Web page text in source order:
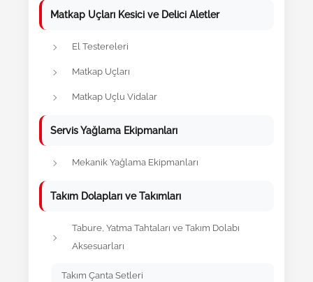
Matkap Uçları Kesici ve Delici Aletler
El Testereleri
Matkap Uçları
Matkap Uçlu Vidalar
Servis Yağlama Ekipmanları
Mekanik Yağlama Ekipmanları
Takım Dolapları ve Takımları
Tabure, Yatma Tahtaları ve Takım Dolabı
Aksesuarları
Takım Çanta Setleri